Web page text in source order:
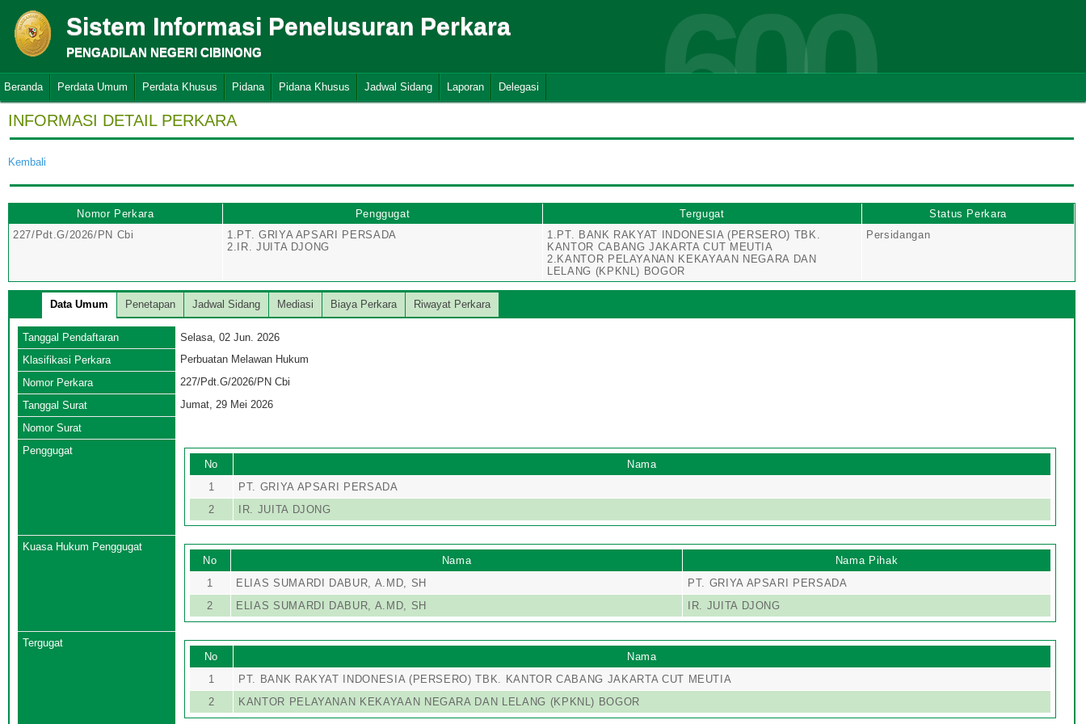
Sistem Informasi Penelusuran Perkara
PENGADILAN NEGERI CIBINONG 600
Beranda Perdata Umum Perdata Khusus Pidana Pidana Khusus Jadwal Sidang Laporan Delegasi
INFORMASI DETAIL PERKARA
Kembali
Nomor Perkara Penggugat Tergugat
Status Perkara
227/Pdt.G/2026/PN Cbi
1.PT. GRIYA APSARI PERSADA
2.IR. JUITA DJONG
1.PT. BANK RAKYAT INDONESIA (PERSERO) TBK.
KANTOR CABANG JAKARTA CUT MEUTIA
2.KANTOR PELAYANAN KEKAYAAN NEGARA DAN
LELANG (KPKNL) BOGOR
Persidangan
Data Umum Penetapan Jadwal Sidang Mediasi Biaya Perkara Riwayat Perkara
Tanggal Pendaftaran
Selasa, 02 Jun. 2026
Klasifikasi Perkara
Perbuatan Melawan Hukum
Nomor Perkara
227/Pdt.G/2026/PN Cbi
Tanggal Surat
Jumat, 29 Mei 2026
Nomor Surat
Penggugat
No
Nama
1
PT. GRIYA APSARI PERSADA
2
IR. JUITA DJONG
Kuasa Hukum Penggugat
No
Nama
Nama Pihak
1
ELIAS SUMARDI DABUR, A.MD, SH
PT. GRIYA APSARI PERSADA
2
ELIAS SUMARDI DABUR, A.MD, SH IR. JUITA DJONG
Tergugat
No
Nama
1
PT. BANK RAKYAT INDONESIA (PERSERO) TBK. KANTOR CABANG JAKARTA CUT MEUTIA
2
KANTOR PELAYANAN KEKAYAAN NEGARA DAN LELANG (KPKNL) BOGOR